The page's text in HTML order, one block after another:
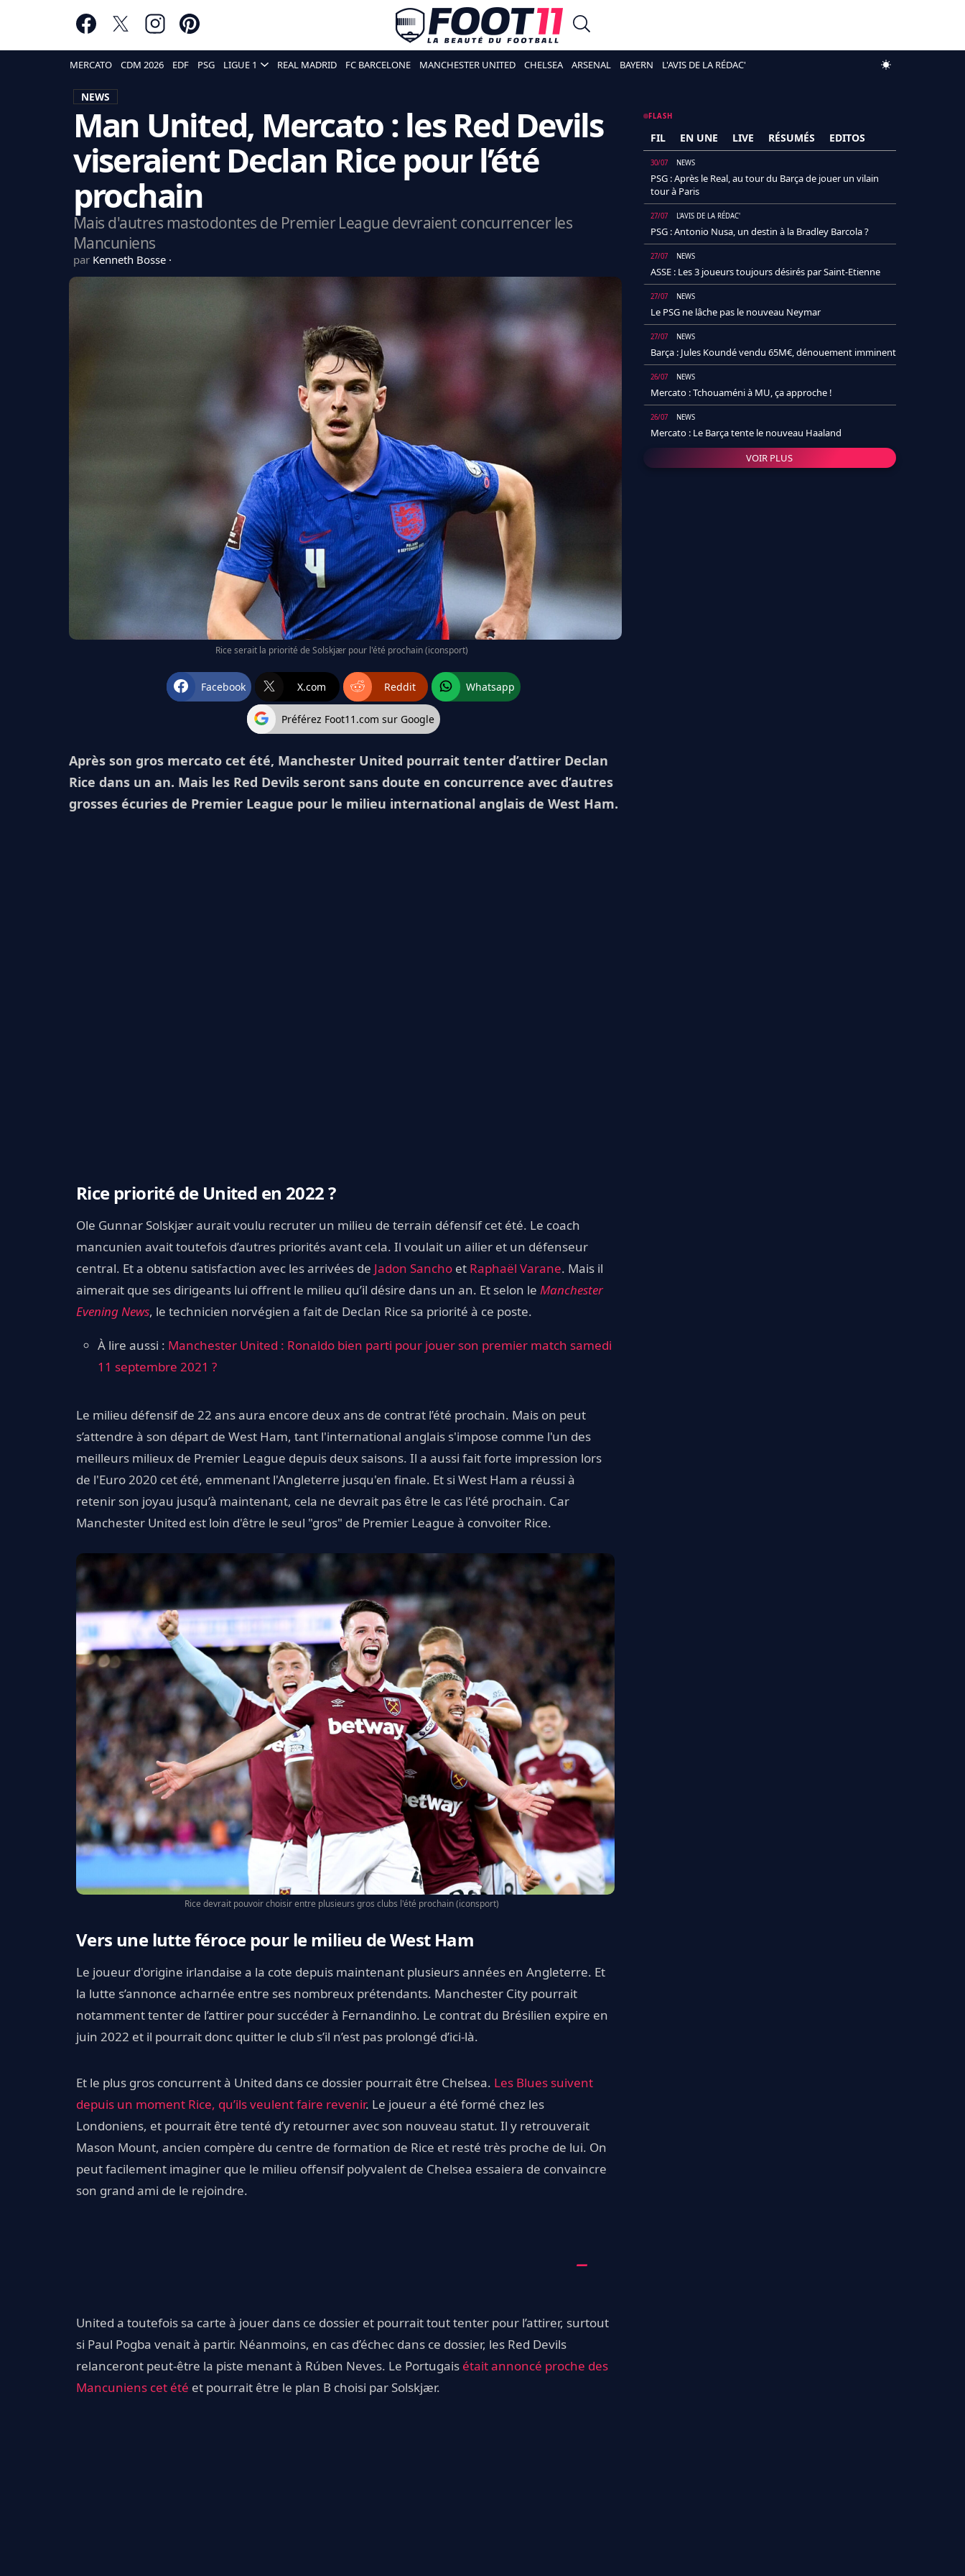
MERCATO CDM 2026 EDF PSG LIGUE 1 REAL MADRID FC BARCELONE MANCHESTER UNITED CHELSEA ARSENAL BAYERN L'AVIS DE LA RÉDAC'
NEWS
Man United, Mercato : les Red Devils
viseraient Declan Rice pour l’été
prochain
Mais d'autres mastodontes de Premier League devraient concurrencer les
Mancuniens
par Kenneth Bosse
Rice serait la priorité de Solskjær pour l'été prochain (iconsport)
Facebook X.com Reddit Whatsapp
Préférez Foot11.com sur Google
Après son gros mercato cet été, Manchester United pourrait tenter d’attirer Declan
Rice dans un an. Mais les Red Devils seront sans doute en concurrence avec d’autres
grosses écuries de Premier League pour le milieu international anglais de West Ham.
Rice priorité de United en 2022 ?
Ole Gunnar Solskjær aurait voulu recruter un milieu de terrain défensif cet été. Le coach
mancunien avait toutefois d’autres priorités avant cela. Il voulait un ailier et un défenseur
central. Et a obtenu satisfaction avec les arrivées de Jadon Sancho et Raphaël Varane. Mais il
aimerait que ses dirigeants lui offrent le milieu qu’il désire dans un an. Et selon le Manchester
Evening News, le technicien norvégien a fait de Declan Rice sa priorité à ce poste.
À lire aussi : Manchester United : Ronaldo bien parti pour jouer son premier match samedi
11 septembre 2021 ?
Le milieu défensif de 22 ans aura encore deux ans de contrat l’été prochain. Mais on peut
s’attendre à son départ de West Ham, tant l'international anglais s'impose comme l'un des
meilleurs milieux de Premier League depuis deux saisons. Il a aussi fait forte impression lors
de l'Euro 2020 cet été, emmenant l'Angleterre jusqu'en finale. Et si West Ham a réussi à
retenir son joyau jusqu’à maintenant, cela ne devrait pas être le cas l'été prochain. Car
Manchester United est loin d'être le seul "gros" de Premier League à convoiter Rice.
Rice devrait pouvoir choisir entre plusieurs gros clubs l'été prochain (iconsport)
Vers une lutte féroce pour le milieu de West Ham
Le joueur d'origine irlandaise a la cote depuis maintenant plusieurs années en Angleterre. Et
la lutte s’annonce acharnée entre ses nombreux prétendants. Manchester City pourrait
notamment tenter de l’attirer pour succéder à Fernandinho. Le contrat du Brésilien expire en
juin 2022 et il pourrait donc quitter le club s’il n’est pas prolongé d’ici-là.
Et le plus gros concurrent à United dans ce dossier pourrait être Chelsea. Les Blues suivent
depuis un moment Rice, qu’ils veulent faire revenir. Le joueur a été formé chez les
Londoniens, et pourrait être tenté d’y retourner avec son nouveau statut. Il y retrouverait
Mason Mount, ancien compère du centre de formation de Rice et resté très proche de lui. On
peut facilement imaginer que le milieu offensif polyvalent de Chelsea essaiera de convaincre
son grand ami de le rejoindre.
United a toutefois sa carte à jouer dans ce dossier et pourrait tout tenter pour l’attirer, surtout
si Paul Pogba venait à partir. Néanmoins, en cas d’échec dans ce dossier, les Red Devils
relanceront peut-être la piste menant à Rúben Neves. Le Portugais était annoncé proche des
Mancuniens cet été et pourrait être le plan B choisi par Solskjær.
FLASH
FIL EN UNE LIVE RÉSUMÉS EDITOS
30/07 NEWS
PSG : Après le Real, au tour du Barça de jouer un vilain
tour à Paris
27/07 L'AVIS DE LA RÉDAC'
PSG : Antonio Nusa, un destin à la Bradley Barcola ?
27/07 NEWS
ASSE : Les 3 joueurs toujours désirés par Saint-Etienne
27/07 NEWS
Le PSG ne lâche pas le nouveau Neymar
27/07 NEWS
Barça : Jules Koundé vendu 65M€, dénouement imminent
26/07 NEWS
Mercato : Tchouaméni à MU, ça approche !
26/07 NEWS
Mercato : Le Barça tente le nouveau Haaland
VOIR PLUS